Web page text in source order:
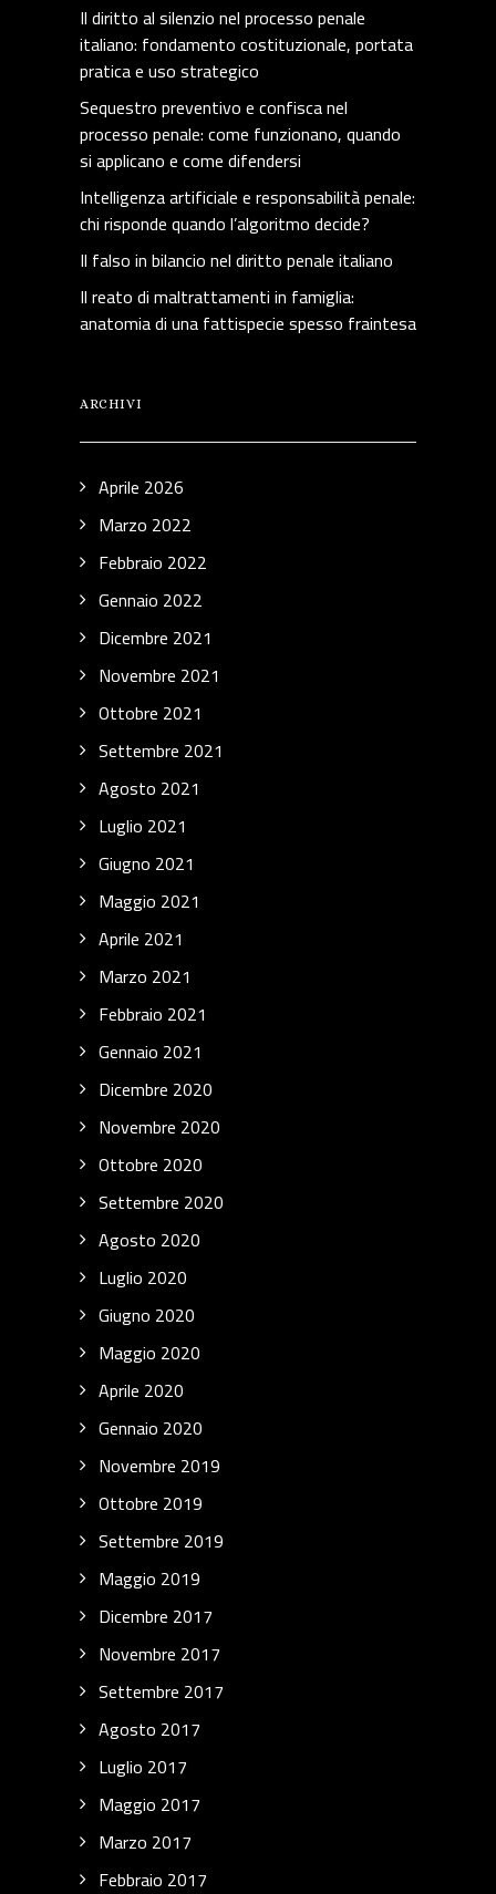
Il diritto al silenzio nel processo penale
italiano: fondamento costituzionale, portata
pratica e uso strategico
Sequestro preventivo e confisca nel
processo penale: come funzionano, quando
si applicano e come difendersi
Intelligenza artificiale e responsabilità penale:
chi risponde quando l’algoritmo decide?
Il falso in bilancio nel diritto penale italiano
Il reato di maltrattamenti in famiglia:
anatomia di una fattispecie spesso fraintesa
ARCHIVI
Aprile 2026
Marzo 2022
Febbraio 2022
Gennaio 2022
Dicembre 2021
Novembre 2021
Ottobre 2021
Settembre 2021
Agosto 2021
Luglio 2021
Giugno 2021
Maggio 2021
Aprile 2021
Marzo 2021
Febbraio 2021
Gennaio 2021
Dicembre 2020
Novembre 2020
Ottobre 2020
Settembre 2020
Agosto 2020
Luglio 2020
Giugno 2020
Maggio 2020
Aprile 2020
Gennaio 2020
Novembre 2019
Ottobre 2019
Settembre 2019
Maggio 2019
Dicembre 2017
Novembre 2017
Settembre 2017
Agosto 2017
Luglio 2017
Maggio 2017
Marzo 2017
Febbraio 2017